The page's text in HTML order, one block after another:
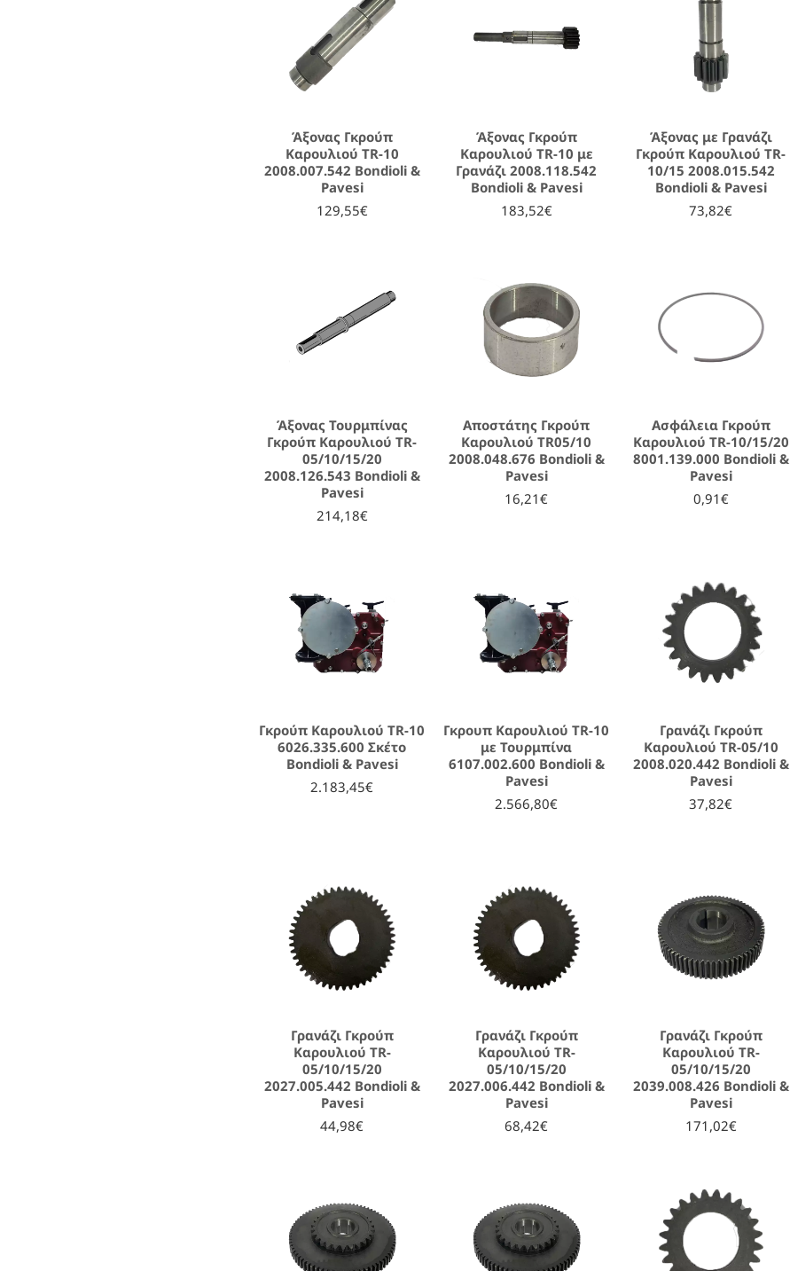
Άξονας Γκρούπ
Καρουλιού TR-10
2008.007.542 Bondioli &
Pavesi
129,55€
Άξονας Γκρούπ
Καρουλιού TR-10 με
Γρανάζι 2008.118.542
Bondioli & Pavesi
183,52€
Άξονας με Γρανάζι
Γκρούπ Καρουλιού TR-
10/15 2008.015.542
Bondioli & Pavesi
73,82€
Άξονας Τουρμπίνας
Γκρούπ Καρουλιού TR-
05/10/15/20
2008.126.543 Bondioli &
Pavesi
214,18€
Αποστάτης Γκρούπ
Καρουλιού TR05/10
2008.048.676 Bondioli &
Pavesi
16,21€
Ασφάλεια Γκρούπ
Καρουλιού TR-10/15/20
8001.139.000 Bondioli &
Pavesi
0,91€
Γκρούπ Καρουλιού TR-10
6026.335.600 Σκέτο
Bondioli & Pavesi
2.183,45€
Γκρουπ Καρουλιού TR-10
με Τουρμπίνα
6107.002.600 Bondioli &
Pavesi
2.566,80€
Γρανάζι Γκρούπ
Καρουλιού TR-05/10
2008.020.442 Bondioli &
Pavesi
37,82€
Γρανάζι Γκρούπ
Καρουλιού TR-
05/10/15/20
2027.005.442 Bondioli &
Pavesi
44,98€
Γρανάζι Γκρούπ
Καρουλιού TR-
05/10/15/20
2027.006.442 Bondioli &
Pavesi
68,42€
Γρανάζι Γκρούπ
Καρουλιού TR-
05/10/15/20
2039.008.426 Bondioli &
Pavesi
171,02€